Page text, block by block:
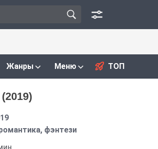
Жанры Меню ТОП
фэнтези